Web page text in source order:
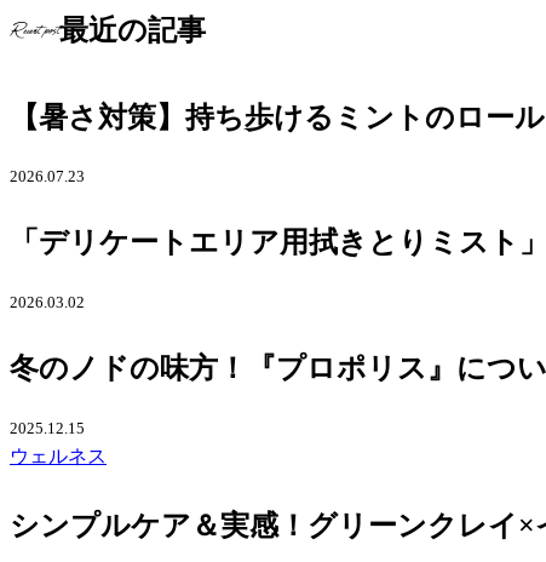
Recent post最近の記事
【暑さ対策】持ち歩けるミントのロ
2026.07.23
「デリケートエリア用拭きとりミス
2026.03.02
冬のノドの味方！『プロポリス』につ
2025.12.15
ウェルネス
シンプルケア＆実感！グリーンクレイ